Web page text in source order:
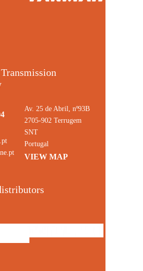
Av. 25 de Abril, nº93B
2705-902 Terrugem
SNT
Portugal
VIEW MAP